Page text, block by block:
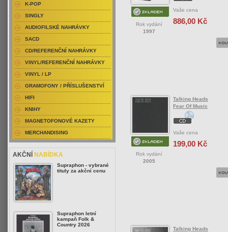
Rok vydání
1997
Vaše cena
886,00 Kč
Rok vydání
2005
Talking Heads
Fear Of Music
Vaše cena
199,00 Kč
Talking Heads
K-POP
SINGLY
AUDIOFILSKÉ NAHRÁVKY
SACD
CD/REFERENČNÍ NAHRÁVKY
VINYL/REFERENČNÍ NAHRÁVKY
VINYL / LP
GRAMOFONY / PŘÍSLUŠENSTVÍ
HIFI
KNIHY
MAGNETOFONOVÉ KAZETY
MERCHANDISING
AKČNÍ NABÍDKA
Supraphon - vybrané
tituly za akční cenu
Supraphon letní
kampaň Folk &
Country 2026